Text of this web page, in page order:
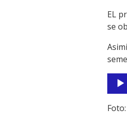
EL
se
de
audio